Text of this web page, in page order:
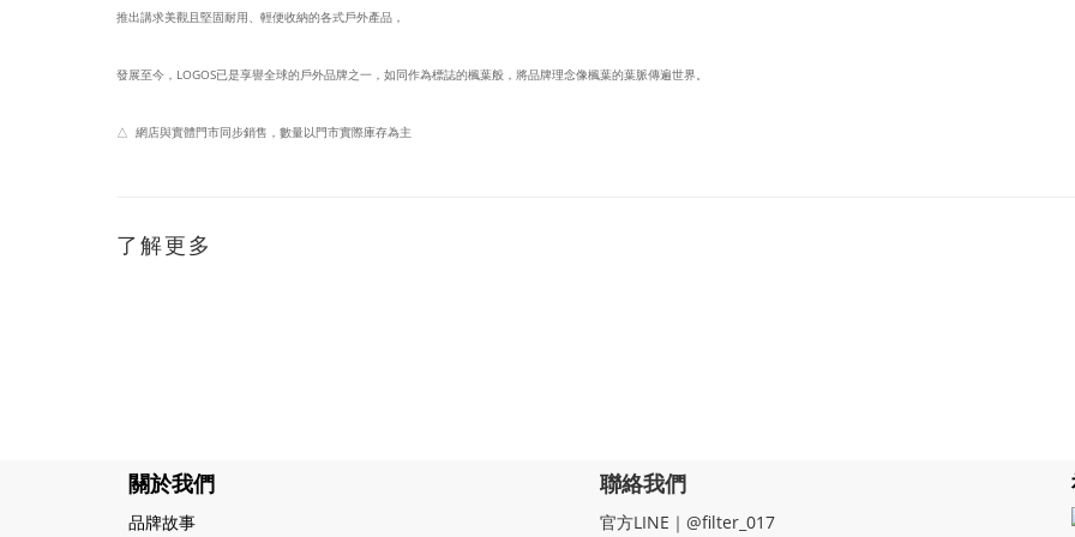
推出講求美觀且堅固耐用、輕便收納的各式戶外產品，
發展至今，LOGOS已是享譽全球的戶外品牌之一，如同作為標誌的楓葉般，將品牌理念像楓葉的葉脈傳遍世界。
△ 網店與實體門市同步銷售，數量以門市實際庫存為主
了解更多
關於我們
品牌故事
聯絡我們
官方LINE｜@filter_017